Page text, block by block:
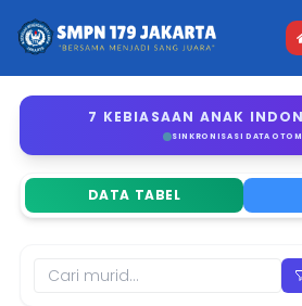
7 KEBIASAAN ANAK
SINKRONISASI DATA
DATA TABEL